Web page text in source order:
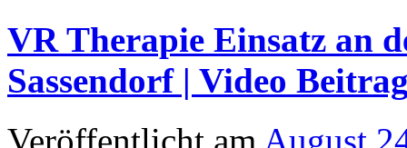
VR Therapie Einsatz an
Sassendorf | Video